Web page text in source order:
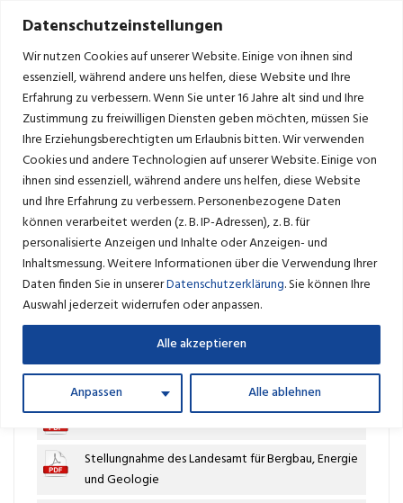
Datenschutzeinstellungen
Wir nutzen Cookies auf unserer Website. Einige von ihnen sind
essenziell, während andere uns helfen, diese Website und Ihre
Erfahrung zu verbessern.Wenn Sie unter 16 Jahre alt sind und Ihre
Zustimmung zu freiwilligen Diensten geben möchten, müssen Sie
Ihre Erziehungsberechtigten um Erlaubnis bitten.Wir verwenden
Cookies und andere Technologien auf unserer Website. Einige von
ihnen sind essenziell, während andere uns helfen, diese Website
und Ihre Erfahrung zu verbessern.Personenbezogene Daten
können verarbeitet werden (z. B. IP-Adressen), z. B. für
personalisierte Anzeigen und Inhalte oder Anzeigen- und
Inhaltsmessung.Weitere Informationen über die Verwendung Ihrer
Daten finden Sie in unsererDatenschutzerklärung.Sie können Ihre
Auswahl jederzeit widerrufen oder anpassen.
Anpassen Alle ablehnen
Alle akzeptieren
ÖFFENTLICHE BEKANNTMACHUNGEN
Öffentliche Auslegung zum Bebauungsplan Nr. 13
„Barskamper Weg“, online vom 04.02.2019-08.03.2019
B-Plan Stellungnahmen
Stellungnahme des NABU Naturschutzbund
Stellungnahme des Landesamt für Bergbau, Energie
und Geologie